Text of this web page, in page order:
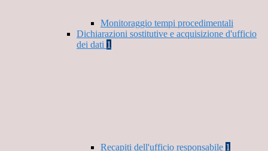
Monitoraggio tempi procedimentali
Dichiarazioni sostitutive e acquisizione d'ufficio
dei dati 1
Recapiti dell'ufficio responsabile 1